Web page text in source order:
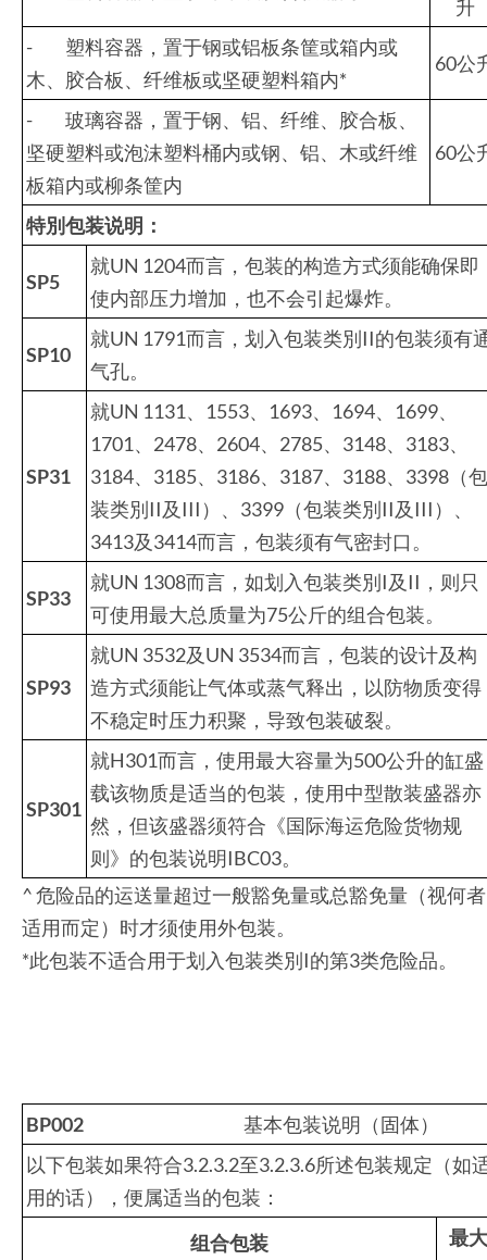
升
- 塑料容器，置于钢或铝板条筐或箱内或
木、胶合板、纤维板或坚硬塑料箱内*
60公
- 玻璃容器，置于钢、铝、纤维、胶合板、
坚硬塑料或泡沫塑料桶内或钢、铝、木或纤维
板箱内或柳条筐内
60公
特別包装说明：
SP5
就UN 1204而言，包装的构造方式须能确保即
使内部压力增加，也不会引起爆炸。
SP10
就UN 1791而言，划入包装类別II的包装须有
气孔。
SP31
就UN 1131、1553、1693、1694、1699、
1701、2478、2604、2785、3148、3183、
3184、3185、3186、3187、3188、3398（包
装类別II及III）、3399（包装类別II及III）、
3413及3414而言，包装须有气密封口。
SP33
就UN 1308而言，如划入包装类別I及II，则只
可使用最大总质量为75公斤的组合包装。
SP93
就UN 3532及UN 3534而言，包装的设计及构
造方式须能让气体或蒸气释出，以防物质变得
不稳定时压力积聚，导致包装破裂。
SP301
就H301而言，使用最大容量为500公升的缸盛
载该物质是适当的包装，使用中型散装盛器亦
然，但该盛器须符合《国际海运危险货物规
则》的包装说明IBC03。
^ 危险品的运送量超过一般豁免量或总豁免量（视何者
适用而定）时才须使用外包装。
*此包装不适合用于划入包装类別I的第3类危险品。
BP002
基本包装说明（固体）
以下包装如果符合3.2.3.2至3.2.3.6所述包装规定（如
用的话），便属适当的包装：
组合包装
最大